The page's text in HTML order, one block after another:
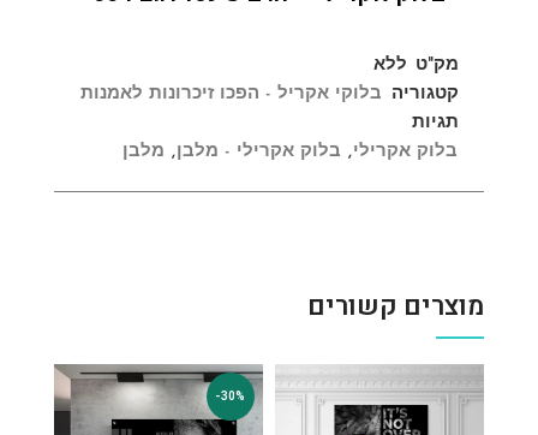
מק"ט ללא
קטגוריה
בלוקי אקריל - הפכו זיכרונות לאמנות
תגיות
בלוק אקרילי, בלוק אקרילי - מלבן , מלבן
מוצרים קשורים
-30%